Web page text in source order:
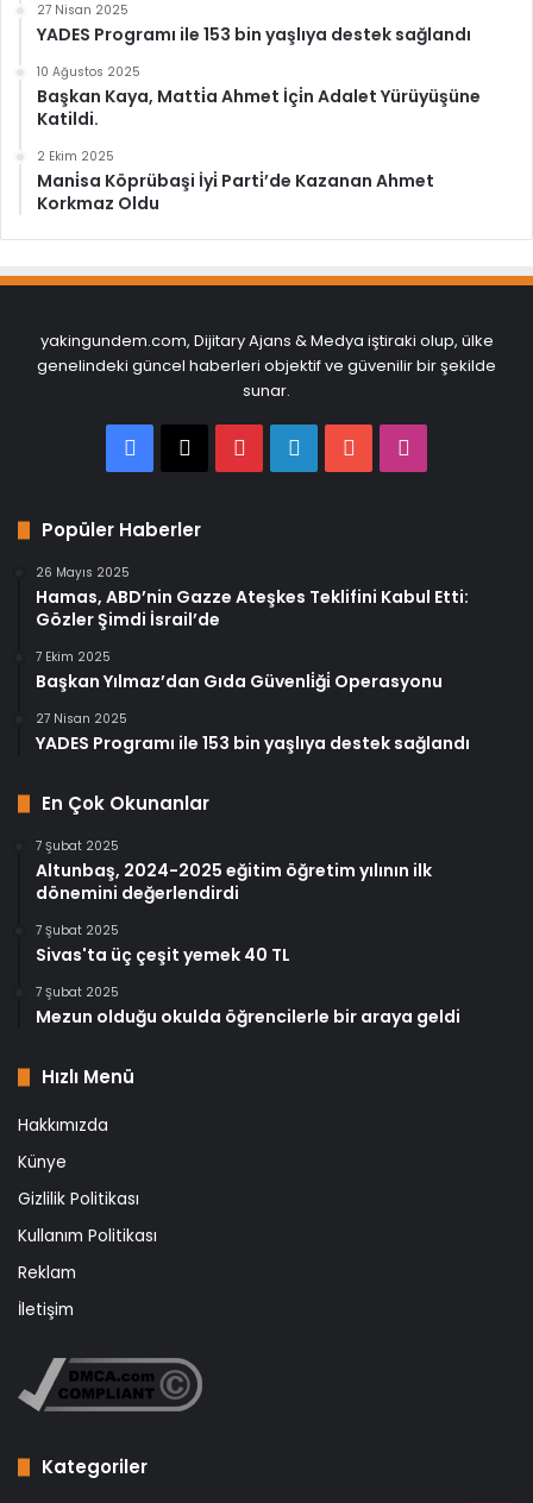
27 Nisan 2025
YADES Programı ile 153 bin yaşlıya destek sağlandı
10 Ağustos 2025
Başkan Kaya, Matti̇a Ahmet İçi̇n Adalet Yürüyüşüne
Katildi.
2 Ekim 2025
Mani̇sa Köprübaşi İyi̇ Parti̇’de Kazanan Ahmet
Korkmaz Oldu
yakingundem.com, Dijitary Ajans & Medya iştiraki olup, ülke
genelindeki güncel haberleri objektif ve güvenilir bir şekilde
sunar.
Facebook
X PinterestLinkedInYouTube
Popüler Haberler
26 Mayıs 2025
Hamas, ABD’nin Gazze Ateşkes Teklifini Kabul Etti:
Gözler Şimdi İsrail’de
7 Ekim 2025
Başkan Yılmaz’dan Gıda Güvenli̇ği̇ Operasyonu
27 Nisan 2025
YADES Programı ile 153 bin yaşlıya destek sağlandı
En Çok Okunanlar
7 Şubat 2025
Altunbaş, 2024-2025 eğitim öğretim yılının ilk
dönemini değerlendirdi
7 Şubat 2025
Sivas'ta üç çeşit yemek 40 TL
7 Şubat 2025
Mezun olduğu okulda öğrencilerle bir araya geldi
Hızlı Menü
Hakkımızda
Künye
Gizlilik Politikası
Kullanım Politikası
Reklam
İletişim
Kategoriler